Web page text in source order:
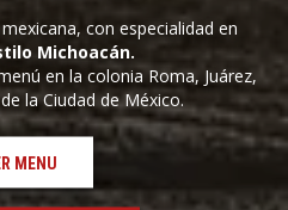
con especialidad en
Michoacán.
en la colonia Roma, Juárez,
la Ciudad de México.
MENU